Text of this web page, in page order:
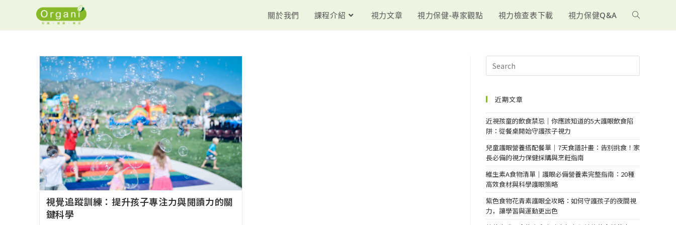
關於我們 課程介紹 視力文章 視力保健-專家觀點 視力檢查表下載 視力保健Q&A
視覺追蹤訓練：提升孩子專注力與閱讀力的關
鍵科學
近期文章
近視孩童的飲食禁忌｜你應該知道的5大護眼飲食陷
阱：從餐桌開始守護孩子視力
兒童護眼營養搭配餐單｜7天食譜計畫：告別挑食！家
長必備的視力保健採購與烹飪指南
維生素A食物清單｜護眼必備營養素完整指南：20種
高效食材與科學護眼策略
紫色食物花青素護眼全攻略：如何守護孩子的夜間視
力，讓學習與運動更出色